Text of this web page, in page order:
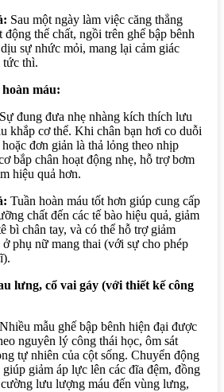
Sau một ngày làm việc căng thẳng
động thể chất, ngồi trên ghế bập bênh
sự nhức mỏi, mang lại cảm giác
tức thì.
máu:
Sự đung đưa nhẹ nhàng kích thích lưu
khắp cơ thể. Khi chân bạn hơi co duỗi
hoặc đơn giản là thả lỏng theo nhịp
bắp chân hoạt động nhẹ, hỗ trợ bơm
hiệu quả hơn.
Tuần hoàn máu tốt hơn giúp cung cấp
chất đến các tế bào hiệu quả, giảm
bì chân tay, và có thể hỗ trợ giảm
ở phụ nữ mang thai (với sự cho phép
lưng, cổ vai gáy (với thiết kế công
Nhiều mẫu ghế bập bênh hiện đại được
nguyên lý công thái học, ôm sát
tự nhiên của cột sống. Chuyển động
giúp giảm áp lực lên các đĩa đệm, đồng
lưu lượng máu đến vùng lưng,